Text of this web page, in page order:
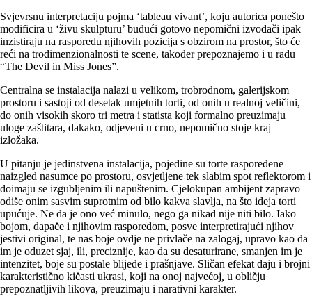
Svjevrsnu interpretaciju pojma ‘tableau vivant’, koju autorica ponešto
modificira u ‘živu skulpturu’ budući gotovo nepomični izvođači ipak
inzistiraju na rasporedu njihovih pozicija s obzirom na prostor, što će
reći na trodimenzionalnosti te scene, također prepoznajemo i u radu
“The Devil in Miss Jones”.
Centralna se instalacija nalazi u velikom, trobrodnom, galerijskom
prostoru i sastoji od desetak umjetnih torti, od onih u realnoj veličini,
do onih visokih skoro tri metra i statista koji formalno preuzimaju
uloge zaštitara, dakako, odjeveni u crno, nepomično stoje kraj
izložaka.
U pitanju je jedinstvena instalacija, pojedine su torte raspoređene
naizgled nasumce po prostoru, osvjetljene tek slabim spot reflektorom i
doimaju se izgubljenim ili napuštenim. Cjelokupan ambijent zapravo
odiše onim sasvim suprotnim od bilo kakva slavlja, na što ideja torti
upućuje. Ne da je ono već minulo, nego ga nikad nije niti bilo. Iako
bojom, dapače i njihovim rasporedom, posve interpretirajući njihov
jestivi original, te nas boje ovdje ne privlače na zalogaj, upravo kao da
im je oduzet sjaj, ili, preciznije, kao da su desaturirane, smanjen im je
intenzitet, boje su postale blijede i prašnjave. Sličan efekat daju i brojni
karakteristično kičasti ukrasi, koji na onoj najvećoj u obličju
prepoznatljivih likova, preuzimaju i narativni karakter.